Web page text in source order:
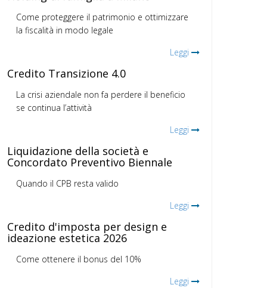
Come proteggere il patrimonio e ottimizzare
la fiscalità in modo legale
Leggi
Credito Transizione 4.0
La crisi aziendale non fa perdere il beneficio
se continua l’attività
Leggi
Liquidazione della società e
Concordato Preventivo Biennale
Quando il CPB resta valido
Leggi
Credito d'imposta per design e
ideazione estetica 2026
Come ottenere il bonus del 10%
Leggi